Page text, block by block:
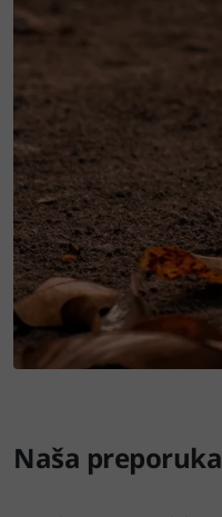
Naša preporuka